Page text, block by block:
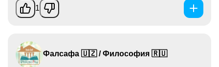
1
Фалсафа 🇺🇿 / Философия 🇷🇺